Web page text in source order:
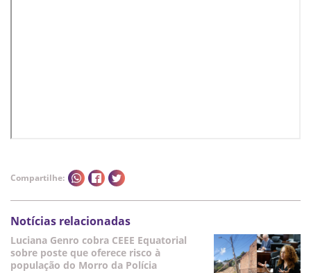
Compartilhe:
Notícias relacionadas
Luciana Genro cobra CEEE Equatorial
sobre poste que oferece risco à
população do Morro da Polícia